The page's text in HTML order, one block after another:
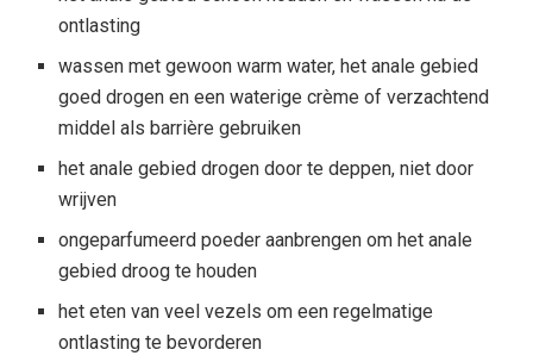
ontlasting
wassen met gewoon warm water, het anale gebied
goed drogen en een waterige crème of verzachtend
middel als barrière gebruiken
het anale gebied drogen door te deppen, niet door
wrijven
ongeparfumeerd poeder aanbrengen om het anale
gebied droog te houden
het eten van veel vezels om een ​​regelmatige
ontlasting te bevorderen